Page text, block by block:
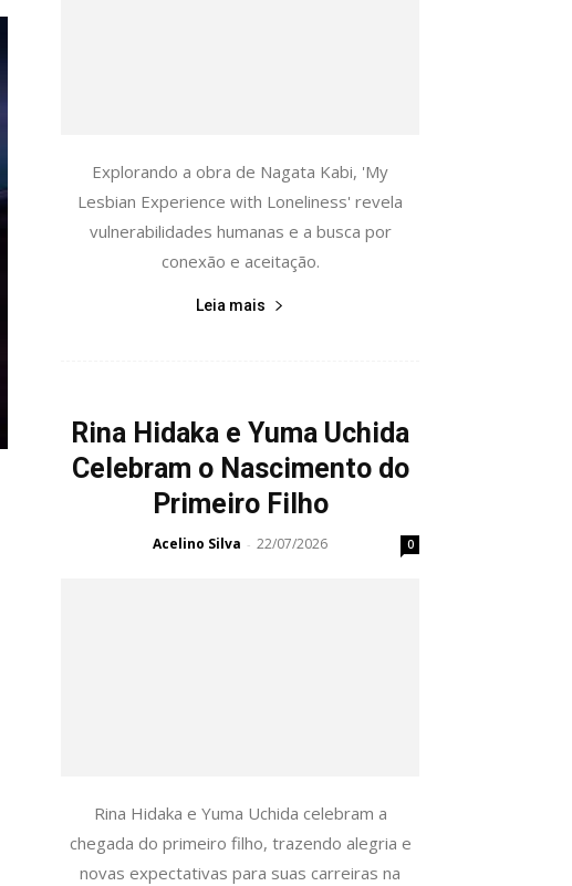
Explorando a obra de Nagata Kabi, 'My
Lesbian Experience with Loneliness' revela
vulnerabilidades humanas e a busca por
conexão e aceitação.
Leia mais
Rina Hidaka e Yuma Uchida
Celebram o Nascimento do
Primeiro Filho
Acelino Silva - 22/07/2026 0
Rina Hidaka e Yuma Uchida celebram a
chegada do primeiro filho, trazendo alegria e
novas expectativas para suas carreiras na